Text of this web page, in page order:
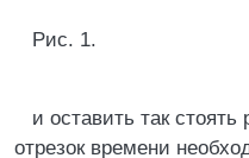
Рис. 1.
и оставить так
отрезок времени